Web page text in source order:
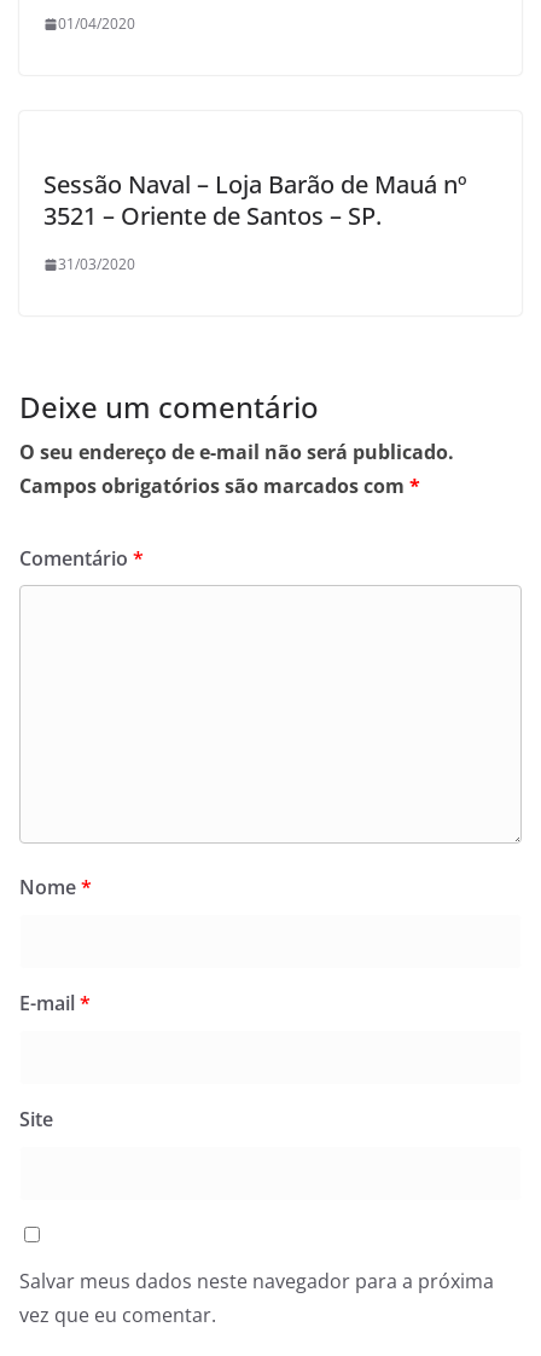
01/04/2020
Sessão Naval – Loja Barão de Mauá nº
3521 – Oriente de Santos – SP.
31/03/2020
Deixe um comentário
O seu endereço de e-mail não será publicado.
Campos obrigatórios são marcados com *
Comentário *
Nome*
E-mail*
Site
Salvar meus dados neste navegador para a próxima
vez que eu comentar.